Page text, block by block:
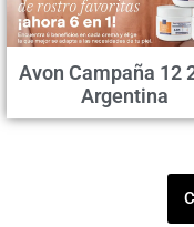
Avon Campaña 12
Argentina